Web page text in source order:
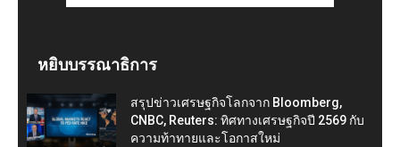
หยิบบรรณาธิการ
สรุปข่าวเศรษฐกิจโลกจาก Bloomberg,
CNBC, Reuters: ทิศทางเศรษฐกิจปี 2569 กับ
ความท้าทายและโอกาสใหม่